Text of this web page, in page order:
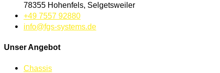
78355 Hohenfels, Selgetsweiler
+49 7557 92880
info@fgs-systems.de
Unser Angebot
Chassis